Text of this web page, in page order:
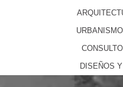
DISEÑOS